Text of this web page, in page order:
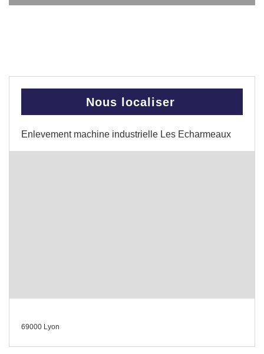
Nous localiser
Enlevement machine industrielle Les Echarmeaux
69000 Lyon